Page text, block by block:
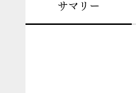
サマリー